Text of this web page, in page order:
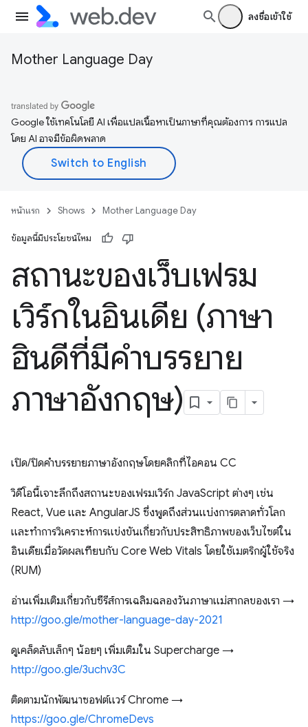
ลงชื่อเข้าใช้
Mother Language Day
Google ใช้เทคโนโลยี AI เพื่อแปลเนื้อหาเป็นภาษาที่คุณต้องการ การแปล
โดย AI อาจมีข้อผิดพลาด
หน้าแรก Shows Mother Language Day
ข้อมูลนี้มีประโยชน์ไหม
สถานะของเว็บเฟรม
เวิร์กในอินเดีย (ภาษา
ฮินดีที่มีคำบรรยาย
ภาษาอังกฤษ)
เปิด/ปิดคำบรรยายภาษาอังกฤษโดยคลิกที่ไอคอน CC
วิดีโอนี้เจาะลึกถึงสถานะของเฟรมเวิร์ก JavaScript ต่างๆ เช่น
React, Vue และ AngularJS ซึ่งพูดถึงส่วนแบ่งการตลาดทั่วโลก
และทำการวิเคราะห์การแข่งขันเกี่ยวกับประสิทธิภาพของเว็บไซต์ใน
อินเดียเมื่อวัดผลเทียบกับ Core Web Vitals โดยใช้เมตริกผู้ใช้จริง
(RUM)
อ่านเพิ่มเติมเกี่ยวกับซีรีส์การเฉลิมฉลองวันภาษาแม่สากลของเรา →
http://goo.gle/mother-language-day-2021
ดูเคล็ดลับเล็กๆ น้อยๆ เพิ่มเติมใน Supercharge →
http://goo.gle/3uchv3C
ติดตามนักพัฒนาซอฟต์แวร์ Chrome →
https://goo.gle/ChromeDevs